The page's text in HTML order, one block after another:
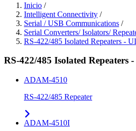
Inicio /
Intelligent Connectivity /
Serial / USB Communications /
Serial Converters/ Isolators/
RS-422/485 Isolated Repeaters -
RS-422/485 Isolated Repeaters
ADAM-4510
RS-422/485 Repeater
ADAM-4510I